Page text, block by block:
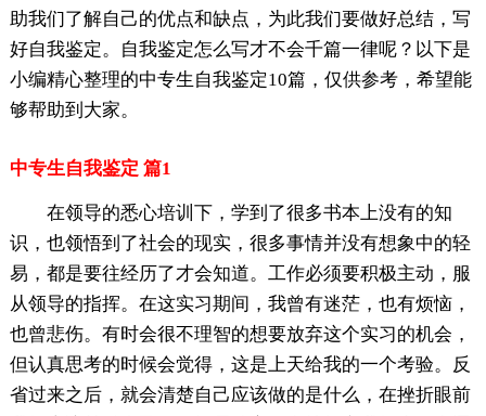
助我们了解自己的优点和缺点，为此我们要做好总结，写
好自我鉴定。自我鉴定怎么写才不会千篇一律呢？以下是
小编精心整理的中专生自我鉴定10篇，仅供参考，希望能
够帮助到大家。
中专生自我鉴定 篇1
在领导的悉心培训下，学到了很多书本上没有的知
识，也领悟到了社会的现实，很多事情并没有想象中的轻
易，都是要往经历了才会知道。工作必须要积极主动，服
从领导的指挥。在这实习期间，我曾有迷茫，也有烦恼，
也曾悲伤。有时会很不理智的想要放弃这个实习的机会，
但认真思考的时候会觉得，这是上天给我的一个考验。反
省过来之后，就会清楚自己应该做的是什么，在挫折眼前